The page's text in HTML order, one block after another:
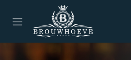
Overslaan naar inhoud